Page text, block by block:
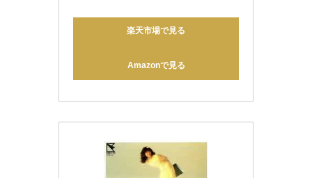
楽天市場で見る
Amazonで見る